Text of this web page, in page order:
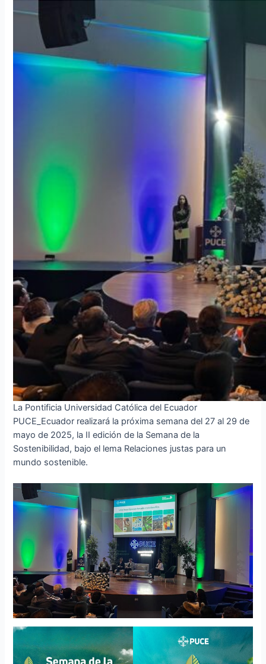
La Pontificia Universidad Católica del Ecuador
PUCE_Ecuador realizará la próxima semana del 27 al 29 de
mayo de 2025, la II edición de la Semana de la
Sostenibilidad, bajo el lema Relaciones justas para un
mundo sostenible.